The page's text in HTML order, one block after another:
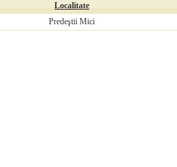
Localitate
Predeştii Mici